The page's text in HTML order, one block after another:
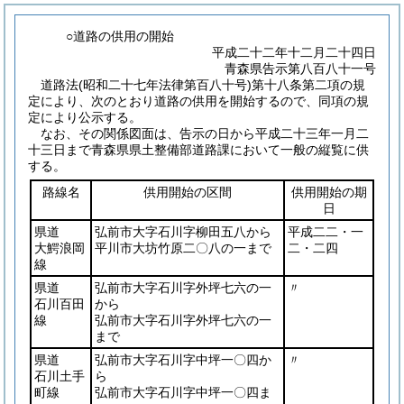
○道路の供用の開始
平成二十二年十二月二十四日
青森県告示第八百八十一号
道路法(昭和二十七年法律第百八十号)第十八条第二項の規
定により、次のとおり道路の供用を開始するので、同項の規
定により公示する。
なお、その関係図面は、告示の日から平成二十三年一月二
十三日まで青森県県土整備部道路課において一般の縦覧に供
する。
路線名
供用開始の区間
供用開始の期
日
県道
大鰐浪岡
線
弘前市大字石川字柳田五八から
平川市大坊竹原二〇八の一まで
平成二二・一
二・二四
県道
石川百田
線
弘前市大字石川字外坪七六の一
から
弘前市大字石川字外坪七六の一
まで
〃
県道
石川土手
町線
弘前市大字石川字中坪一〇四か
ら
弘前市大字石川字中坪一〇四ま
〃